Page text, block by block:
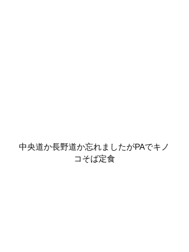
中央道か長野道か忘れましたがPAでキノ
コそば定食